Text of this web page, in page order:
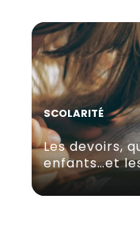
SCOLARITÉ
Les devoirs,
enfants…et